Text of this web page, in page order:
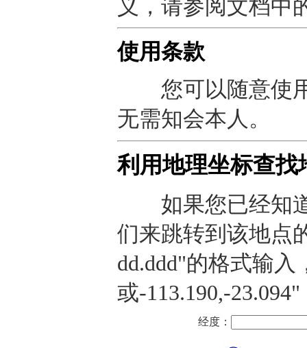
义，请参阅文档中
使用条款
您可以随意使
无需知会本人。
利用地理坐标查找
如果您已经知道
们来跳转到该地点
dd.ddd"的格式输入
或-113.190,-
经度：